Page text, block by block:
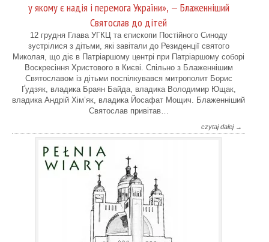
у якому є надія і перемога України», — Блаженніший
Святослав до дітей
12 грудня Глава УГКЦ та єпископи Постійного Синоду
зустрілися з дітьми, які завітали до Резиденції святого
Миколая, що діє в Патріаршому центрі при Патріаршому соборі
Воскресіння Христового в Києві. Спільно з Блаженнішим
Святославом із дітьми поспілкувався митрополит Борис
Ґудзяк, владика Браян Байда, владика Володимир Ющак,
владика Андрій Хім’як, владика Йосафат Мощич. Блаженніший
Святослав привітав…
czytaj dalej →